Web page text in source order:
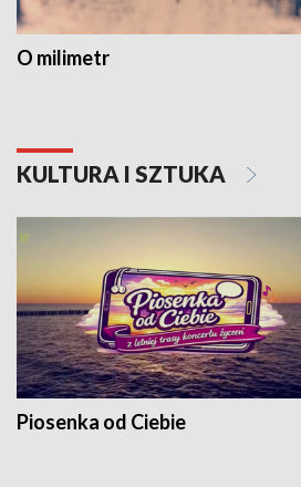
O milimetr
KULTURA I SZTUKA
Piosenka od Ciebie